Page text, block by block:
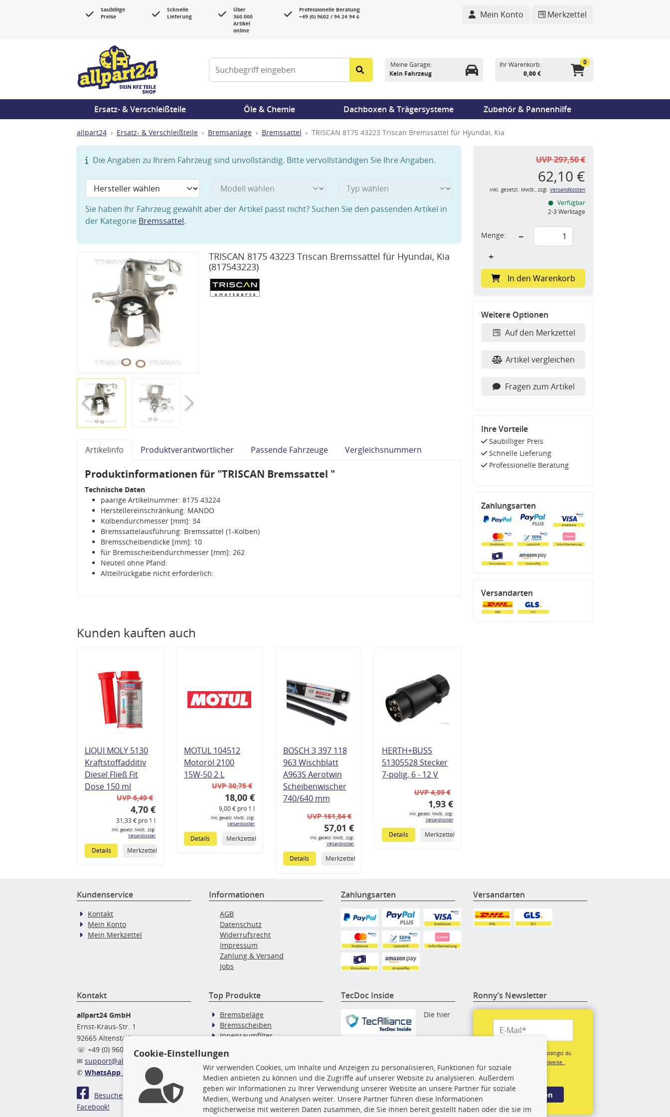
Saubillige
Preise
Schnelle
Lieferung
Über
360.000
Artikel
online
Professionelle Beratung
+49 (0) 9602 / 94 24 94 6
Mein Konto Merkzettel
Meine Garage:
Kein Fahrzeug
Ihr Warenkorb:
0,00 €
0
Ersatz- & Verschleißteile Öle & Chemie Dachboxen & Trägersysteme Zubehör & Pannenhilfe
allpart24 Ersatz- & Verschleißteile Bremsanlage Bremssattel TRISCAN 8175 43223 Triscan Bremssattel für Hyundai, Kia
Die Angaben zu Ihrem Fahrzeug sind unvollständig. Bitte vervollständigen Sie Ihre Angaben.
Sie haben Ihr Fahrzeug gewählt aber der Artikel passt nicht? Suchen Sie den passenden Artikel in
der Kategorie Bremssattel.
TRISCAN 8175 43223 Triscan Bremssattel für Hyundai, Kia
(817543223)
Artikelinfo Produktverantwortlicher Passende Fahrzeuge Vergleichsnummern
Produktinformationen für "TRISCAN Bremssattel "
Technische Daten
paarige Artikelnummer: 8175 43224
Herstellereinschränkung: MANDO
Kolbendurchmesser [mm]: 34
Bremssattelausführung: Bremssattel (1-Kolben)
Bremsscheibendicke [mm]: 10
für Bremsscheibendurchmesser [mm]: 262
Neuteil ohne Pfand:
Altteilrückgabe nicht erforderlich:
Kunden kauften auch
LIQUI MOLY 5130
Kraftstoffadditiv
Diesel Fließ Fit
Dose 150 ml
UVP 6,49 €
4,70 €
31,33 € pro 1 l
inkl. gesetzl. MwSt., zzgl.
Versandkosten
Details Merkzettel
MOTUL 104512
Motoröl 2100
15W-50 2 L
UVP 30,75 €
18,00 €
9,00 € pro 1 l
inkl. gesetzl. MwSt., zzgl.
Versandkosten
Details Merkzettel
BOSCH 3 397 118
963 Wischblatt
A963S Aerotwin
Scheibenwischer
740/640 mm
UVP 161,84 €
57,01 €
inkl. gesetzl. MwSt., zzgl.
Versandkosten
Details Merkzettel
HERTH+BUSS
51305528 Stecker
7-polig, 6 - 12 V
UVP 4,09 €
1,93 €
inkl. gesetzl. MwSt., zzgl.
Versandkosten
Details Merkzettel
UVP 297,50 €
62,10 €
inkl. gesetzl. MwSt., zzgl. Versandkosten
Verfügbar
2-3 Werktage
Menge:
−
+
In den Warenkorb
Weitere Optionen
Auf den Merkzettel
Artikel vergleichen
Fragen zum Artikel
Ihre Vorteile
Saubilliger Preis
Schnelle Lieferung
Professionelle Beratung
Zahlungsarten
Versandarten
Kundenservice
Kontakt
Mein Konto
Mein Merkzettel
Informationen
AGB
Datenschutz
Widerrufsrecht
Impressum
Zahlung & Versand
Jobs
Zahlungsarten Versandarten
Kontakt
allpart24 GmbH
Ernst-Kraus-Str. 1
92665 Altenstadt
☏ +49 (0) 9602 / 9 42 49 46
✉ support@allpart24.de
✆ WhatsApp Nachricht
Besuchen Sie uns auf
Facebook!
Top Produkte
Bremsbeläge
Bremsscheiben
Innenraumfilter
Wischerblätter
Zündkerzen
TecDoc Inside
Die hier
unterlassen, die Daten oder die
gesamte Datenbank ohne vorherige
Zustimmung TecDocs zu
vervielfältigen, zu verbreiten
und/oder diese Handlungen durch
Ronny’s Newsletter
Mit der Anmeldung bestätigst du
Datenschutzhinweise.
(*Pflichtfeld)
Anmelden
Cookie-Einstellungen
Wir verwenden Cookies, um Inhalte und Anzeigen zu personalisieren, Funktionen für soziale
Medien anbieten zu können und die Zugriffe auf unserer Website zu analysieren. Außerdem
geben wir Informationen zu Ihrer Verwendung unserer Website an unsere Partner für soziale
Medien, Werbung und Analysen weiter. Unsere Partner führen diese Informationen
möglicherweise mit weiteren Daten zusammen, die Sie ihnen bereit gestellt haben oder die sie im